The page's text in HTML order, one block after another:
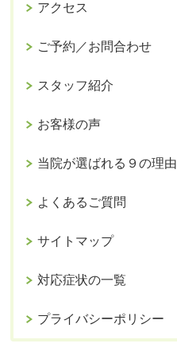
アクセス
ご予約／お問合わせ
スタッフ紹介
お客様の声
当院が選ばれる９の理由
よくあるご質問
サイトマップ
対応症状の一覧
プライバシーポリシー